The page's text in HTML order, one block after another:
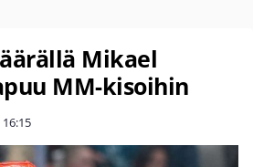
Mikael
MM-kisoihin
16:15